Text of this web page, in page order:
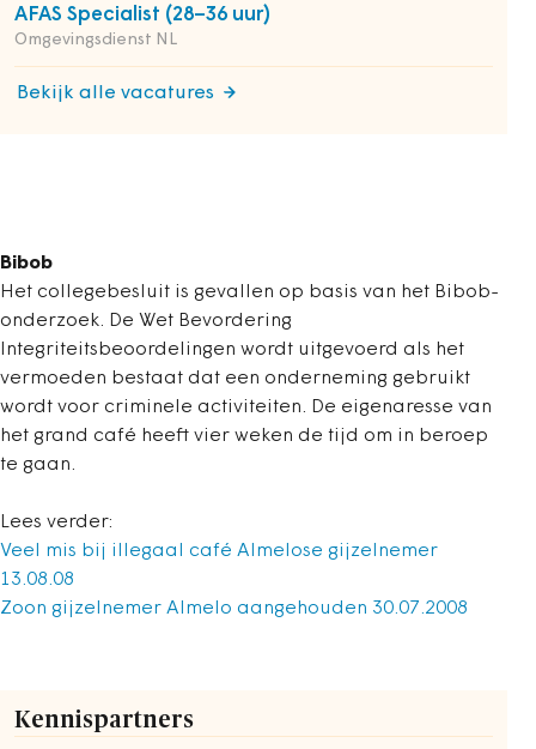
AFAS Specialist (28–36 uur)
Omgevingsdienst NL
Bekijk alle vacatures
Bibob
Het collegebesluit is gevallen op basis van het Bibob-
onderzoek. De Wet Bevordering
Integriteitsbeoordelingen wordt uitgevoerd als het
vermoeden bestaat dat een onderneming gebruikt
wordt voor criminele activiteiten. De eigenaresse van
het grand café heeft vier weken de tijd om in beroep
te gaan.
Lees verder:
Veel mis bij illegaal café Almelose gijzelnemer
13.08.08
Zoon gijzelnemer Almelo aangehouden 30.07.2008
Kennispartners